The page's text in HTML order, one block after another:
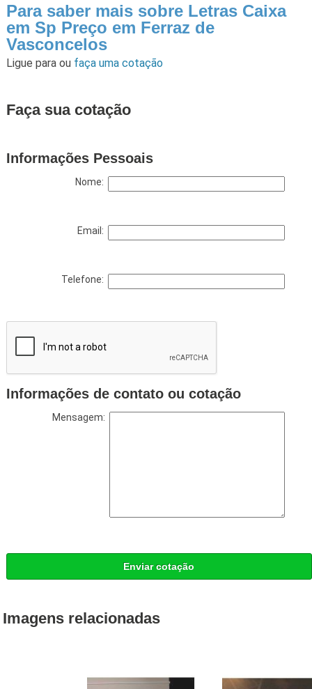
Para saber mais sobre Letras Caixa
em Sp Preço em Ferraz de
Vasconcelos
Ligue para ou faça uma cotação
Faça sua cotação
Informações Pessoais
Nome:
Email:
Telefone:
Informações de contato ou cotação
Mensagem:
Enviar cotação
Imagens relacionadas